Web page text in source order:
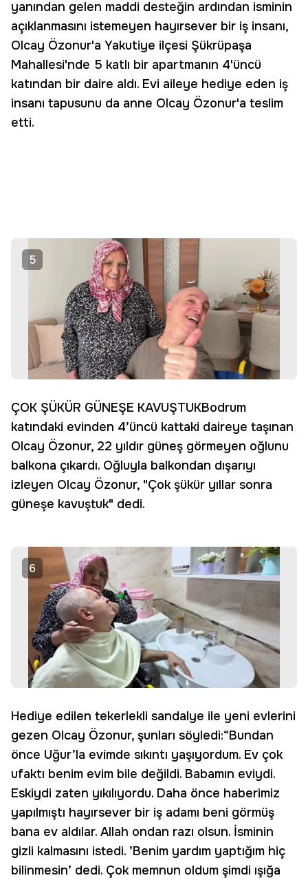
yanından gelen maddi desteğin ardından isminin
açıklanmasını istemeyen hayırsever bir iş insanı,
Olcay Özonur'a Yakutiye ilçesi Şükrüpaşa
Mahallesi'nde 5 katlı bir apartmanın 4'üncü
katından bir daire aldı. Evi aileye hediye eden iş
insanı tapusunu da anne Olcay Özonur'a teslim
etti.
5
ÇOK ŞÜKÜR GÜNEŞE KAVUŞTUKBodrum
katındaki evinden 4’üncü kattaki daireye taşınan
Olcay Özonur, 22 yıldır güneş görmeyen oğlunu
balkona çıkardı. Oğluyla balkondan dışarıyı
izleyen Olcay Özonur, "Çok şükür yıllar sonra
güneşe kavuştuk" dedi.
6
Hediye edilen tekerlekli sandalye ile yeni evlerini
gezen Olcay Özonur, şunları söyledi:“Bundan
önce Uğur’la evimde sıkıntı yaşıyordum. Ev çok
ufaktı benim evim bile değildi. Babamın eviydi.
Eskiydi zaten yıkılıyordu. Daha önce haberimiz
yapılmıştı hayırsever bir iş adamı beni görmüş
bana ev aldılar. Allah ondan razı olsun. İsminin
gizli kalmasını istedi. ’Benim yardım yaptığım hiç
bilinmesin’ dedi. Çok memnun oldum şimdi ışığa